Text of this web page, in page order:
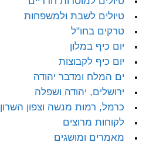
טיולים לשבת ולמשפחות
טרקים בחו"ל
יום כיף במלון
יום כיף לקבוצות
ים המלח ומדבר יהודה
ירושלים, יהודה ושפלה
כרמל, רמות מנשה וצפון השרון
לקוחות מרוצים
מאמרים ומושגים